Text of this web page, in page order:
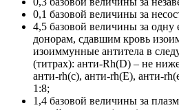
0,1 базовой величины за
4,5 базовой величины за
донорам, сдавшим кровь
изоиммунные антитела в
(титрах): анти-Rh(D) – не
анти-rh(с), анти-rh(E), анти-
1:8;
1,4 базовой величины за